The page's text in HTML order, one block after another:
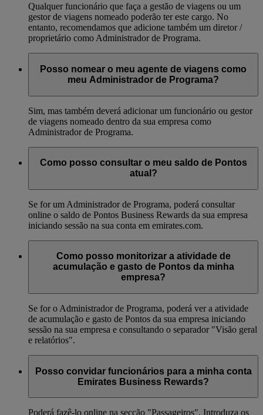
Qualquer funcionário que faça a gestão de viagens ou um
gestor de viagens nomeado poderão ter este cargo. No
entanto, recomendamos que adicione também um diretor /
proprietário como Administrador de Programa.
Posso nomear o meu agente de viagens como
meu Administrador de Programa?
Sim, mas também deverá adicionar um funcionário ou gestor
de viagens nomeado dentro da sua empresa como
Administrador de Programa.
Como posso consultar o meu saldo de Pontos
atual?
Se for um Administrador de Programa, poderá consultar
online o saldo de Pontos Business Rewards da sua empresa
iniciando sessão na sua conta em emirates.com.
Como posso monitorizar a atividade de
acumulação e gasto de Pontos da minha
empresa?
Se for o Administrador de Programa, poderá ver a atividade
de acumulação e gasto de Pontos da sua empresa iniciando
sessão na sua empresa e consultando o separador "Visão geral
e relatórios".
Posso convidar funcionários para a minha conta
Emirates Business Rewards?
Poderá fazê-lo online na secção "Passageiros". Introduza os